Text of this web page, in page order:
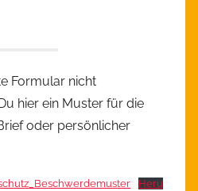
Formular nicht
hier ein Muster für die
oder persönlicher
Heru